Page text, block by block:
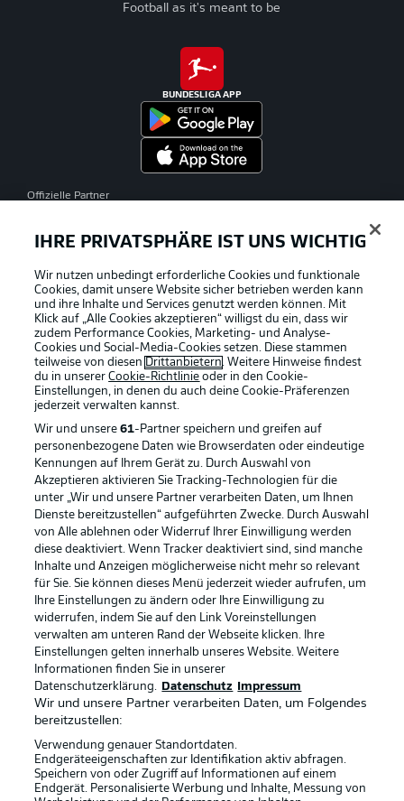
Football as it's meant to be
BUNDESLIGA APP
Offizielle Partner
Rechtliche Hinweise Voreinstellungen verwalten
Datenschutz Nutzungsbedingungen
Broadcaster Kontakt
Jobs Impressum
Partner Spieler
Liveticker
IHRE PRIVATSPHÄRE IST UNS WICHTIG
Wir nutzen unbedingt erforderliche Cookies und funktionale
Cookies, damit unsere Website sicher betrieben werden kann
und ihre Inhalte und Services genutzt werden können. Mit
Klick auf „Alle Cookies akzeptieren“ willigst du ein, dass wir
zudem Performance Cookies, Marketing- und Analyse-
Cookies und Social-Media-Cookies setzen. Diese stammen
teilweise von diesen Drittanbietern. Weitere Hinweise findest
du in unsererCookie-Richtlinie oder in den Cookie-
Einstellungen, in denen du auch deine Cookie-Präferenzen
jederzeit verwalten kannst.
Wir und unsere61-Partner speichern und greifen auf
personenbezogene Daten wie Browserdaten oder eindeutige
Kennungen auf Ihrem Gerät zu. Durch Auswahl von
Akzeptieren aktivieren Sie Tracking-Technologien für die
unter „Wir und unsere Partner verarbeiten Daten, um Ihnen
Dienste bereitzustellen“ aufgeführten Zwecke. Durch Auswahl
von Alle ablehnen oder Widerruf Ihrer Einwilligung werden
diese deaktiviert. Wenn Tracker deaktiviert sind, sind manche
Inhalte und Anzeigen möglicherweise nicht mehr so relevant
für Sie. Sie können dieses Menü jederzeit wieder aufrufen, um
Ihre Einstellungen zu ändern oder Ihre Einwilligung zu
widerrufen, indem Sie auf den Link Voreinstellungen
verwalten am unteren Rand der Webseite klicken. Ihre
Einstellungen gelten innerhalb unseres Website. Weitere
Informationen finden Sie in unserer
Datenschutzerklärung.
Datenschutz Impressum
Wir und unsere Partner verarbeiten Daten, um Folgendes
bereitzustellen:
Verwendung genauer Standortdaten.
Endgeräteeigenschaften zur Identifikation aktiv abfragen.
Speichern von oder Zugriff auf Informationen auf einem
Endgerät. Personalisierte Werbung und Inhalte, Messung von